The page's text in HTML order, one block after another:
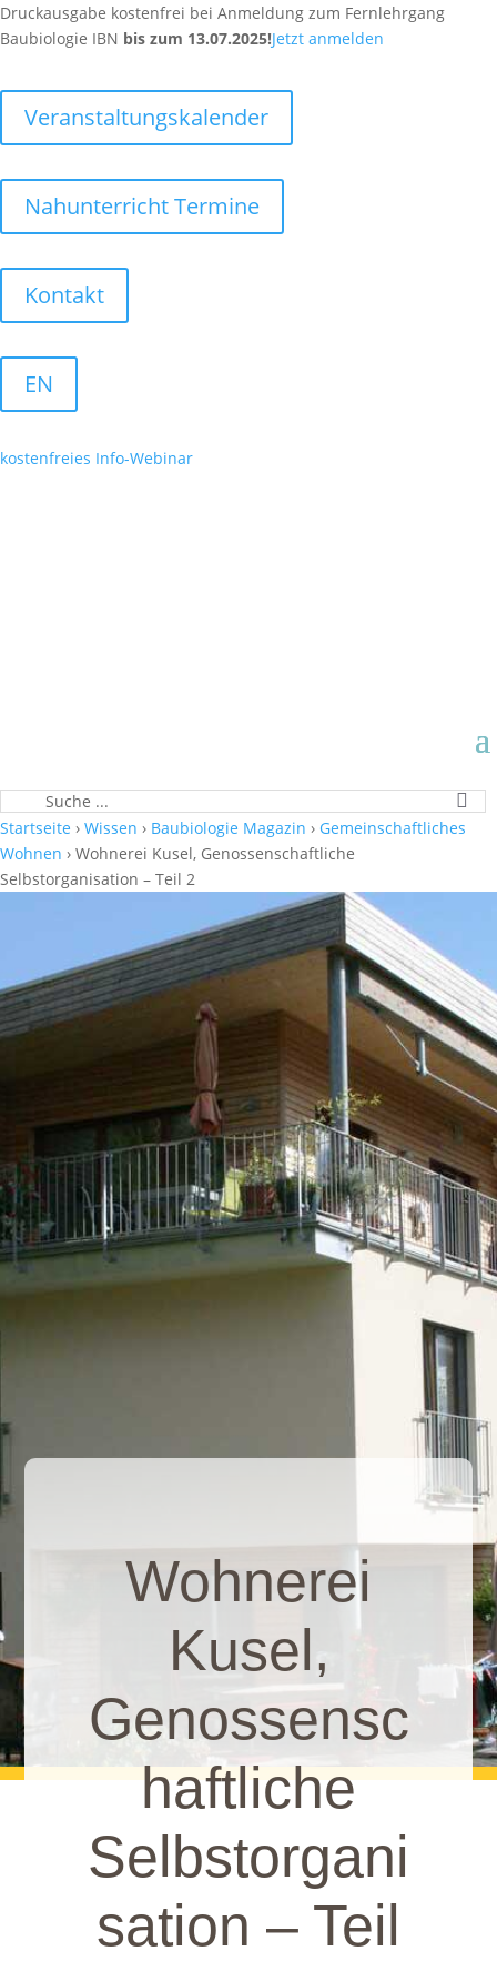
Druckausgabe kostenfrei bei Anmeldung zum Fernlehrgang
Baubiologie IBN bis zum 13.07.2025!Jetzt anmelden
Veranstaltungskalender
Nahunterricht Termine
Kontakt
EN
kostenfreies Info-Webinar
Startseite › Wissen › Baubiologie Magazin › Gemeinschaftliches
Wohnen › Wohnerei Kusel, Genossenschaftliche
Selbstorganisation – Teil 2
Wohnerei
Kusel,
Genossensc
haftliche
Selbstorgani
sation – Teil